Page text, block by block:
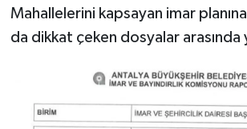
Mahallelerini kapsayan imar
da dikkat çeken dosyalar arasında